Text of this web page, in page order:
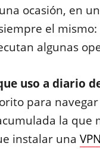
ocasión, en
el
algunas
uso a diario
para
la que
instalar una VPN